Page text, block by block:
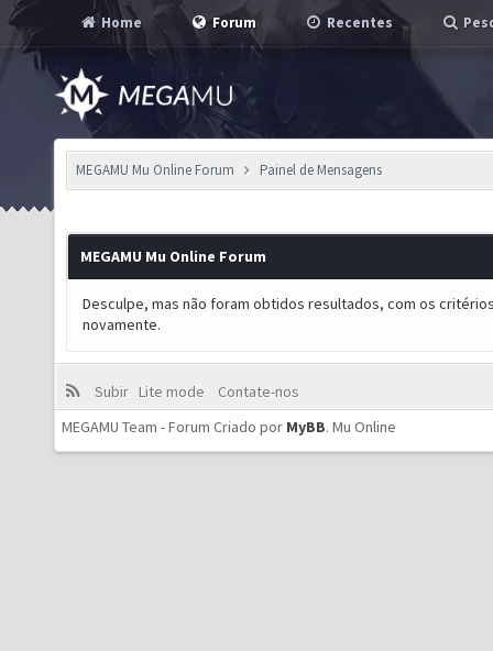
Home Forum Recentes
MEGAMU Mu Online Forum Painel de Mensagens
MEGAMU Mu Online Forum
Desculpe, mas não foram obtidos resultados, com os
novamente.
Subir Lite mode
Contate-nos
MEGAMU Team - Forum Criado por MyBB. Mu Online